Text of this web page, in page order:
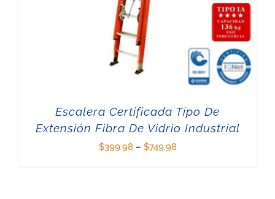
Escalera Certificada Tipo De
Extensión Fibra De Vidrio Industrial
$399.98– $749.98